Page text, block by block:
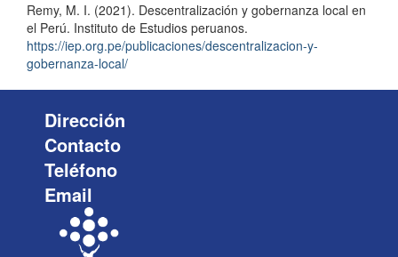
Remy, M. I. (2021). Descentralización y gobernanza local en
el Perú. Instituto de Estudios peruanos.
https://iep.org.pe/publicaciones/descentralizacion-y-
gobernanza-local/
Dirección
Contacto
Teléfono
Email